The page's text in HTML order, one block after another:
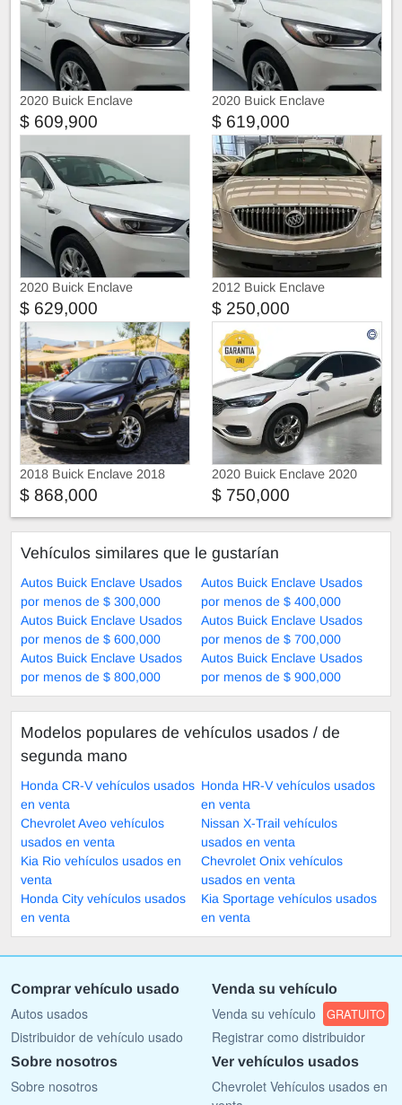
2020 Buick Enclave
$ 609,900
2020 Buick Enclave
$ 619,000
2020 Buick Enclave
$ 629,000
2012 Buick Enclave
$ 250,000
2018 Buick Enclave 2018
$ 868,000
2020 Buick Enclave 2020
$ 750,000
Vehículos similares que le gustarían
Autos Buick Enclave Usados
por menos de $ 300,000
Autos Buick Enclave Usados
por menos de $ 400,000
Autos Buick Enclave Usados
por menos de $ 600,000
Autos Buick Enclave Usados
por menos de $ 700,000
Autos Buick Enclave Usados
por menos de $ 800,000
Autos Buick Enclave Usados
por menos de $ 900,000
Modelos populares de vehículos usados ​​/ de
segunda mano
Honda CR-V vehículos usados
en venta
Honda HR-V vehículos usados
en venta
Chevrolet Aveo vehículos
usados en venta
Nissan X-Trail vehículos
usados en venta
Kia Rio vehículos usados en
venta
Chevrolet Onix vehículos
usados en venta
Honda City vehículos usados
en venta
Kia Sportage vehículos usados
en venta
Comprar vehículo usado
Autos usados
Distribuidor de vehículo usado
Venda su vehículo
Venda su vehículo GRATUITO
Registrar como distribuidor
Sobre nosotros
Sobre nosotros
Ver vehículos usados
Chevrolet Vehículos usados en